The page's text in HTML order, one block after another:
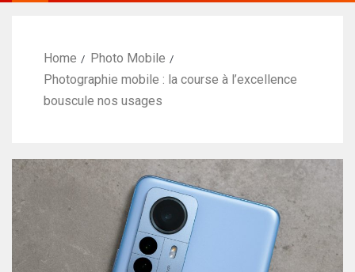
Home
Photo Mobile
Photographie mobile : la course à l’excellence
bouscule nos usages